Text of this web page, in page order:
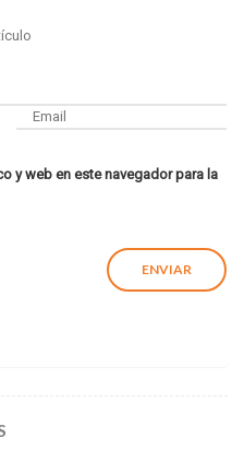
y web en este navegador para la